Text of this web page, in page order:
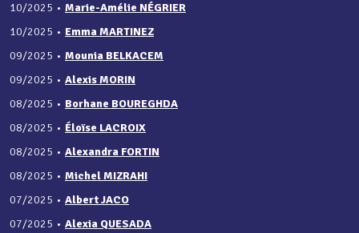
10/2025 • Marie-Amélie NÉGRIER
10/2025 • Emma MARTINEZ
09/2025 • Mounia BELKACEM
09/2025 • Alexis MORIN
08/2025 • Borhane BOUREGHDA
08/2025 • Éloïse LACROIX
08/2025 • Alexandra FORTIN
08/2025 • Michel MIZRAHI
07/2025 • Albert JACO
07/2025 • Alexia QUESADA